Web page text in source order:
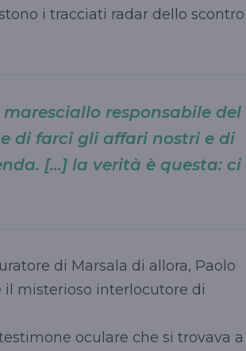
i tracciati radar dello scontro
responsabile del
di farci gli affari nostri e di
[...] la verità è questa: ci
di Marsala di allora, Paolo
il misterioso interlocutore di
oculare che si trovava a